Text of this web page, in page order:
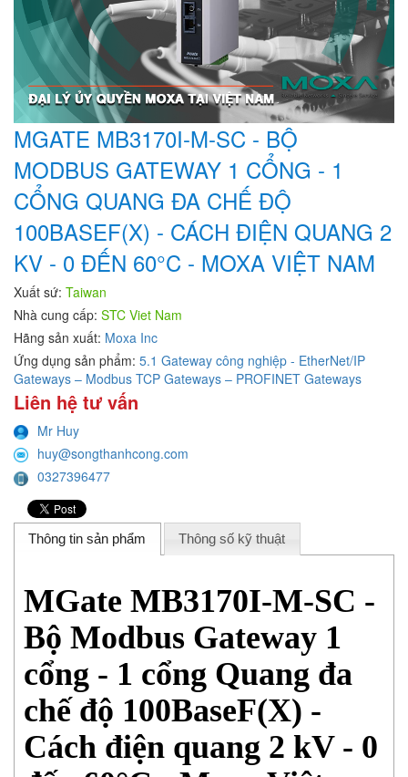
MGATE MB3170I-M-SC - BỘ
MODBUS GATEWAY 1 CỔNG - 1
CỔNG QUANG ĐA CHẾ ĐỘ
100BASEF(X) - CÁCH ĐIỆN QUANG 2
KV - 0 ĐẾN 60°C - MOXA VIỆT NAM
Xuất sứ: Taiwan
Nhà cung cấp: STC Viet Nam
Hãng sản xuất: Moxa Inc
Ứng dụng sản phẩm: 5.1 Gateway công nghiệp - EtherNet/IP
Gateways – Modbus TCP Gateways – PROFINET Gateways
Liên hệ tư vấn
Mr Huy
huy@songthanhcong.com
0327396477
Thông tin sản phẩm Thông số kỹ thuật
MGate MB3170I-M-SC -
Bộ Modbus Gateway 1
cổng - 1 cổng Quang đa
chế độ 100BaseF(X) -
Cách điện quang 2 kV - 0